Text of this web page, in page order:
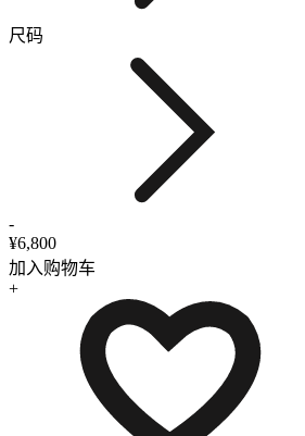
尺码
-
¥6,800
加入购物车
+